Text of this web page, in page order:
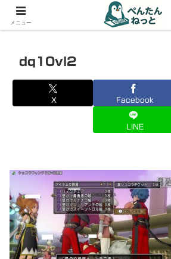
PCやガジェットの備忘録
dq10vl2
X Facebook
LINE
メニュー